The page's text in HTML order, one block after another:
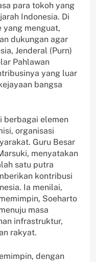
para tokoh yang
Indonesia. Di
yang menguat,
dukungan agar
Jenderal (Purn)
Pahlawan
yang luar
bangsa
berbagai elemen
organisasi
Guru Besar
menyatakan
satu putra
kontribusi
Ia menilai,
Soeharto
masa
infrastruktur,
rakyat.
dengan